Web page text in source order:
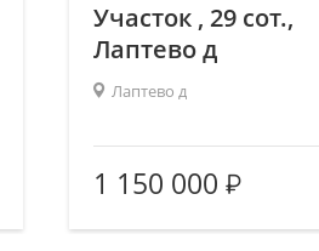
Участок , 29 сот.,
Лаптево д
Лаптево д
2
Количество комнат:
Этаж:
1 150 000